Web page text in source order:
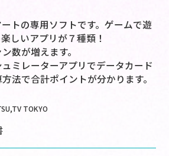
トの専用ソフトです。ゲームで遊
しいアプリが７種類！
数が増えます。
ミレーターアプリでデータカード
法で合計ポイントが分かります。
TOKYO